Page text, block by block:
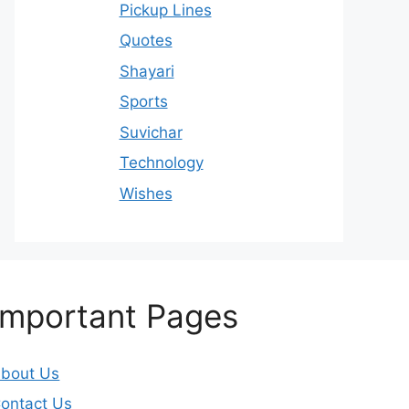
Pickup Lines
Quotes
Shayari
Sports
Suvichar
Technology
Wishes
Pages
Us
Us